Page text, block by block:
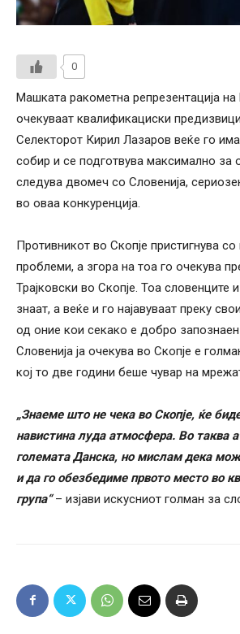
0
Машката ракометна репрезентација на
очекуваат квалификациски
Селекторот Кирил Лазаров веќе го
собир и се подготвува максимално за
следува двомеч со Словенија,
во оваа конкуренција.
Противникот во Скопје пристигнува
проблеми, а згора на тоа го очекува
Трајковски во Скопје. Тоа словенците
знаат, а веќе и го најавуваат преку
од оние кои секако е добро
Словенија ја очекува во Скопје е
кој то две години беше чувар на
„Знаеме што не чека во Скопје, ќе
навистина луда атмосфера. Во таква
големата Данска, но мислам дека
и да го обезбедиме првото место во
група“– изјави искусниот голман за